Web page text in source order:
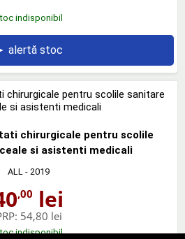
indisponibil
alertă stoc
chirurgicale pentru scolile
si asistenti medicali
ALL - 2019
,00 lei
54,80 lei
indisponibil